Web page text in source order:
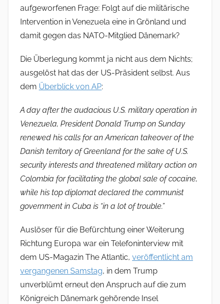
aufgeworfenen Frage: Folgt auf die militärische
Intervention in Venezuela eine in Grönland und
damit gegen das NATO-Mitglied Dänemark?
Die Überlegung kommt ja nicht aus dem Nichts;
ausgelöst hat das der US-Präsident selbst. Aus
dem Überblick von AP:
A day after the audacious U.S. military operation in
Venezuela, President Donald Trump on Sunday
renewed his calls for an American takeover of the
Danish territory of Greenland for the sake of U.S.
security interests and threatened military action on
Colombia for facilitating the global sale of cocaine,
while his top diplomat declared the communist
government in Cuba is “in a lot of trouble.”
Auslöser für die Befürchtung einer Weiterung
Richtung Europa war ein Telefoninterview mit
dem US-Magazin The Atlantic, veröffentlicht am
vergangenen Samstag, in dem Trump
unverblümt erneut den Anspruch auf die zum
Königreich Dänemark gehörende Insel